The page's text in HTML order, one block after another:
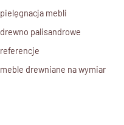
pielęgnacja mebli
drewno palisandrowe
referencje
meble drewniane na wymiar